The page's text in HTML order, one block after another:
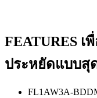
FEATURES เ
ประหยัดแบบสุ
FL1AW3A-